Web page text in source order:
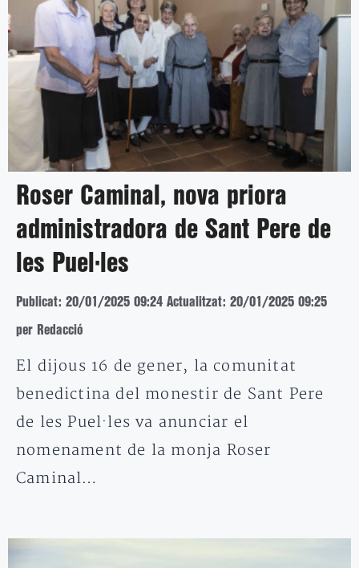
Roser Caminal, nova priora
administradora de Sant Pere de
les Puel·les
Publicat: 20/01/2025 09:24 Actualitzat: 20/01/2025 09:25
per Redacció
El dijous 16 de gener, la comunitat
benedictina del monestir de Sant Pere
de les Puel·les va anunciar el
nomenament de la monja Roser
Caminal…